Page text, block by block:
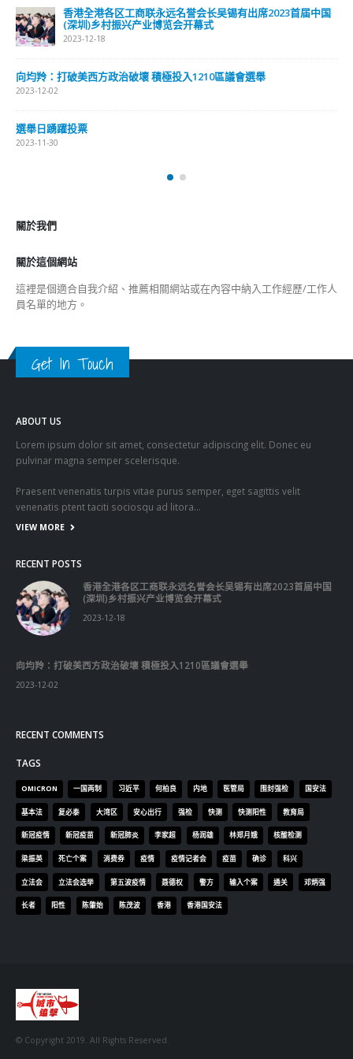
香港全港各区工商联永远名誉会长吴锡有出席2023首届中国
(深圳)乡村振兴产业博览会开幕式
2023-12-18
向均羚：打破美西方政治破壞 積極投入1210區議會選舉
2023-12-02
選舉日踴躍投票
2023-11-30
關於我們
關於這個網站
這裡是個適合自我介紹、推薦相關網站或在內容中納入工作經歷/工作人
員名單的地方。
Get In Touch
ABOUT US
Lorem ipsum dolor sit amet, consectetur adipiscing elit. Donec eu
pulvinar magna semper scelerisque.
Praesent venenatis turpis vitae purus semper, eget sagittis velit
venenatis ptent taciti sociosqu ad litora…
VIEW MORE
RECENT POSTS
香港全港各区工商联永远名誉会长吴锡有出席2023首届中国
(深圳)乡村振兴产业博览会开幕式
2023-12-18
向均羚：打破美西方政治破壞 積極投入1210區議會選舉
2023-12-02
RECENT COMMENTS
TAGS
OMICRON 一国两制 习近平 何柏良 内地 医管局 围封强检 国安法
基本法 复必泰 大湾区 安心出行 强检 快测 快测阳性 教育局
新冠疫情 新冠疫苗 新冠肺炎 李家超 杨润雄 林郑月娥 核酸检测
梁振英 死亡个案 消费券 疫情 疫情记者会 疫苗 确诊 科兴
立法会 立法会选举 第五波疫情 聂德权 警方 输入个案 通关 邓炳强
长者 阳性 陈肇始 陈茂波 香港 香港国安法
© Copyright 2019. All Rights Reserved.